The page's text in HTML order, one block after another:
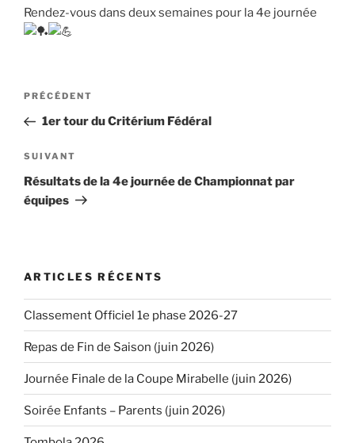
Rendez-vous dans deux semaines pour la 4e journée
Navigation
l’article
Article
précédent
PRÉCÉDENT
1er tour du Critérium Fédéral
Article
suivant
SUIVANT
Résultats de la 4e journée de Championnat par
équipes
ARTICLES RÉCENTS
Classement Officiel 1e phase 2026-27
Repas de Fin de Saison (juin 2026)
Journée Finale de la Coupe Mirabelle (juin 2026)
Soirée Enfants – Parents (juin 2026)